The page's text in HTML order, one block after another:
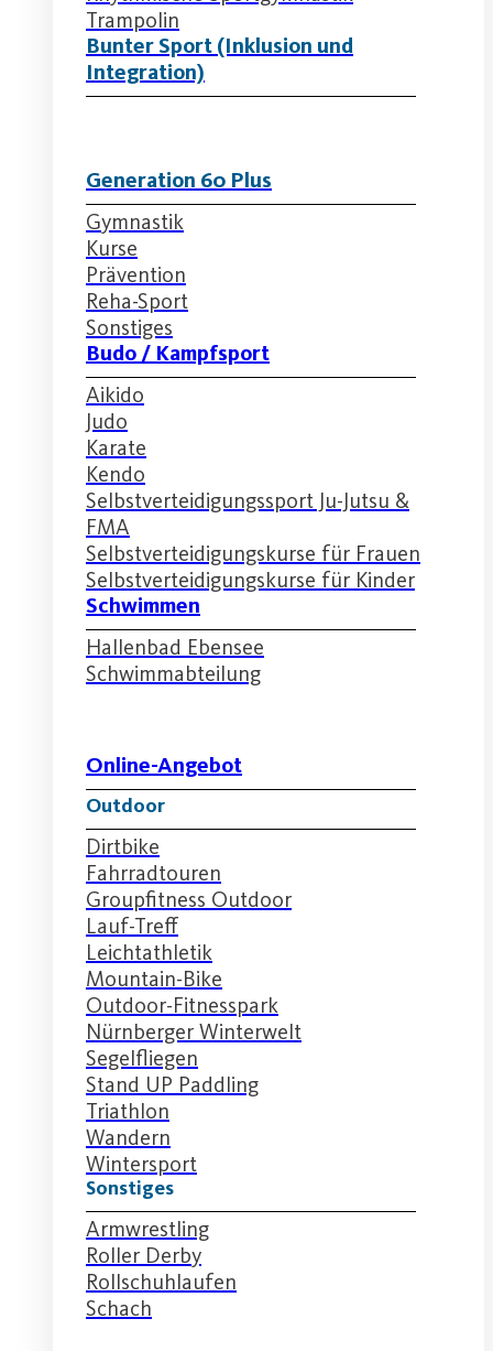
Trampolin
Bunter Sport (Inklusion und
Integration)
Generation 60 Plus
Gymnastik
Kurse
Prävention
Reha-Sport
Sonstiges
Budo / Kampfsport
Aikido
Judo
Karate
Kendo
Selbstverteidigungssport Ju-Jutsu &
FMA
Selbstverteidigungskurse für Frauen
Selbstverteidigungskurse für Kinder
Schwimmen
Hallenbad Ebensee
Schwimmabteilung
Online-Angebot
Outdoor
Dirtbike
Fahrradtouren
Groupfitness Outdoor
Lauf-Treff
Leichtathletik
Mountain-Bike
Outdoor-Fitnesspark
Nürnberger Winterwelt
Segelfliegen
Stand UP Paddling
Triathlon
Wandern
Wintersport
Sonstiges
Armwrestling
Roller Derby
Rollschuhlaufen
Schach